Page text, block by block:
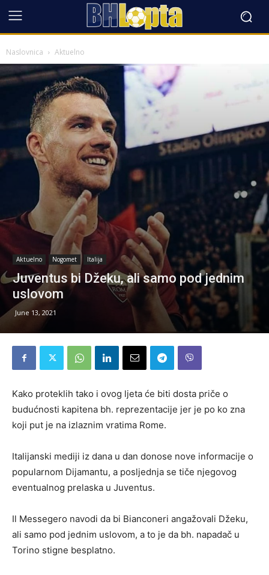
Naslovnica Aktuelno
Aktuelno Nogomet Italija
Juventus bi Džeku, ali samo pod jednim
uslovom
June 13, 2021
Kako proteklih tako i ovog ljeta će biti dosta priče o
budućnosti kapitena bh. reprezentacije jer je po ko zna
koji put je na izlaznim vratima Rome.
Italijanski mediji iz dana u dan donose nove informacije o
popularnom Dijamantu, a posljednja se tiče njegovog
eventualnog prelaska u Juventus.
Il Messegero navodi da bi Bianconeri angažovali Džeku,
ali samo pod jednim uslovom, a to je da bh. napadač u
Torino stigne besplatno.